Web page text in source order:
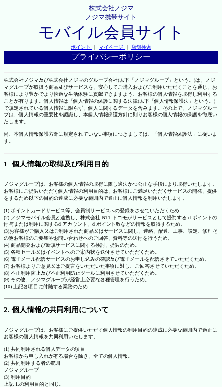
株式会社ノジマ
ノジマ携帯サイト
モバイル会員サイト
ポイント ｜ マイページ ｜ 店舗検索
プライバシーポリシー
株式会社ノジマ及び株式会社ノジマのグループ会社(以下「ノジマグループ」という。)は、ノジ
マグループが取扱う商品及びサービスを、安心してご購入およびご利用いただくことを通じ、お
客様により豊かでより快適な生活体験に貢献できますよう、お客様の個人情報を取得し利用する
ことが有ります。個人情報は「個人情報の保護に関する法律(以下「個人情報保護法」という。)
で規定されている個人情報に限らず、個人に関するデータを含みます。その上で、ノジマグルー
プは、個人情報の重要性を認識し、本個人情報保護方針に則りお客様の個人情報の保護を徹底い
たします。
尚、本個人情報保護方針に規定されていない事項につきましては、「個人情報保護法」に従いま
す。
1. 個人情報の取得及び利用目的
ノジマグループは、お客様の個人情報の取得に際し適法かつ公正な手段により取得いたします。
お客様にご提供いただく個人情報の利用目的は、お客様にご満足いただくサービスの開発、提供
をするため以下の目的の達成に必要な範囲内で適正に個人情報を利用いたします。
(1) ポイントカードサービス等、会員制サービスへの登録をさせていただくため
(2) ノジマモバイル会員と連携し、株式会社 NTT ドコモがサービスとして提供する d ポイントの
付与または利用に関するd アカウント、d ポイント数などの情報を取得するため。
(3)お客様がご購入又はご利用された商品又はサービスに関し、連絡、配達、工事、設定、修理そ
の他お客様のご要望やお問い合わせへのご回答、資料等の送付を行うため。
(4) 商品開発および新規サービスに関する検討、提供のため。
(5) 各種セール又はイベントへのご案内状を送付させていただくため。
(6) 電子メール配信サービスのお申し込みの確認及び電子メールを配信させていただくため。
(7) お客様よりご意見又はご提言をいただいた事項に対し、ご回答させていただくため。
(8) 不正利用防止及び不正利用防止ツールに利用させていただくため。
(9) その他、ノジマグループが経営上必要な各種管理を行うため。
(10) 上記各項目に付随する業務のため
2. 個人情報の共同利用について
ノジマグループは、お客様にご提供いただく個人情報の利用目的の達成に必要な範囲内で適正に
お客様の個人情報を共同利用いたします。
(1) 共同利用される個人データの項目
お客様から申し入れが有る場合を除き、全ての個人情報。
(2) 共同利用する者の範囲
ノジマグループ
(3) 利用目的
上記 1.の利用目的と同じ。